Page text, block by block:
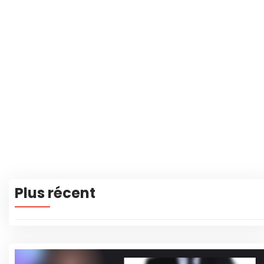
Plus récent